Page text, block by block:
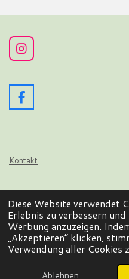
Diese Website verwendet
Erlebnis zu verbessern
Werbung anzuzeigen.
„Akzeptieren“ klicken,
Verwendung aller Cookies
Ablehnen
I
n
t
a
g
F
a
o
Kontakt
© 2024 - 2026 Wir flattern auf
Mit Unterstützung vonWebador